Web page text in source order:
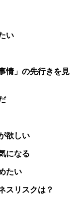
い
情」の先行きを見
欲しい
になる
たい
スリスクは？